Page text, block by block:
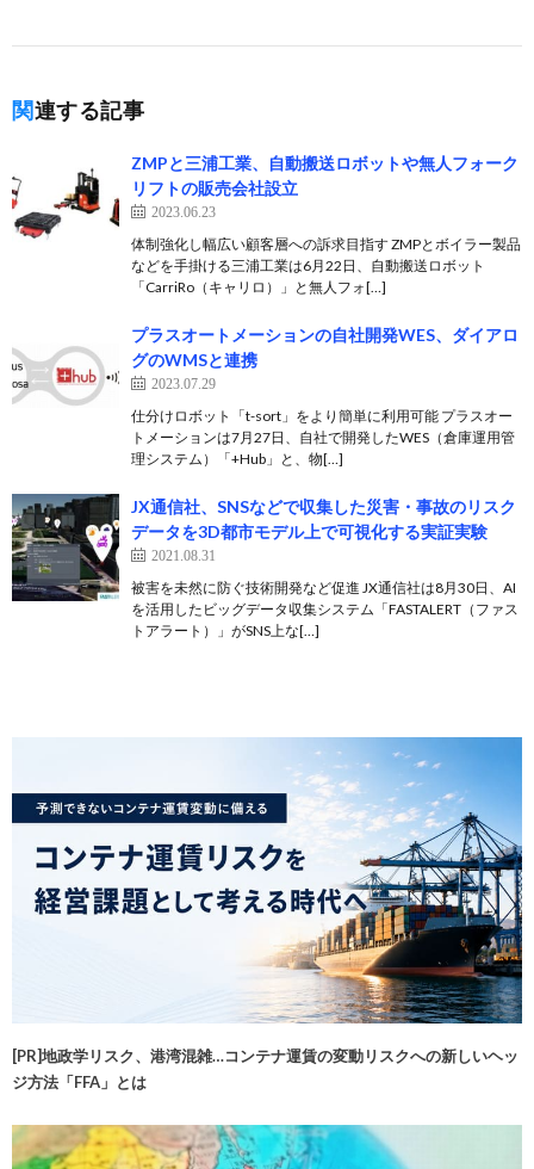
関連する記事
ZMPと三浦工業、自動搬送ロボットや無人フォーク
リフトの販売会社設立
2023.06.23
体制強化し幅広い顧客層への訴求目指す ZMPとボイラー製品
などを手掛ける三浦工業は6月22日、自動搬送ロボット
「CarriRo（キャリロ）」と無人フォ[…]
プラスオートメーションの自社開発WES、ダイアロ
グのWMSと連携
2023.07.29
仕分けロボット「t-sort」をより簡単に利用可能 プラスオー
トメーションは7月27日、自社で開発したWES（倉庫運用管
理システム）「+Hub」と、物[…]
JX通信社、SNSなどで収集した災害・事故のリスク
データを3D都市モデル上で可視化する実証実験
2021.08.31
被害を未然に防ぐ技術開発など促進 JX通信社は8月30日、AI
を活用したビッグデータ収集システム「FASTALERT（ファス
トアラート）」がSNS上な[…]
[PR]地政学リスク、港湾混雑…コンテナ運賃の変動リスクへの新しいヘッ
ジ方法「FFA」とは